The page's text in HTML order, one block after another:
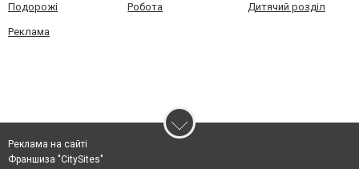
Подорожі Робота Дитячий розділ
Реклама
Реклама на сайті
Франшиза "CitySites"